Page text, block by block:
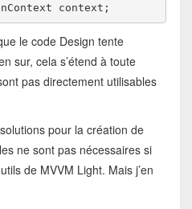
context;
le code Design tente
sur, cela s’étend à toute
pas directement utilisables
pour la création de
ne sont pas nécessaires si
de MVVM Light. Mais j’en